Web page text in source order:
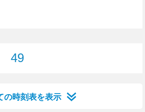
49
の時刻表を表示